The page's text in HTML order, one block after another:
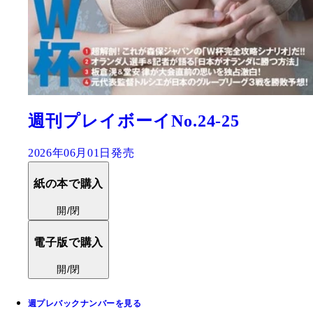
週刊プレイボーイNo.24-25
2026年06月01日発売
紙の本で購入
開/閉
電子版で購入
開/閉
週プレバックナンバーを見る